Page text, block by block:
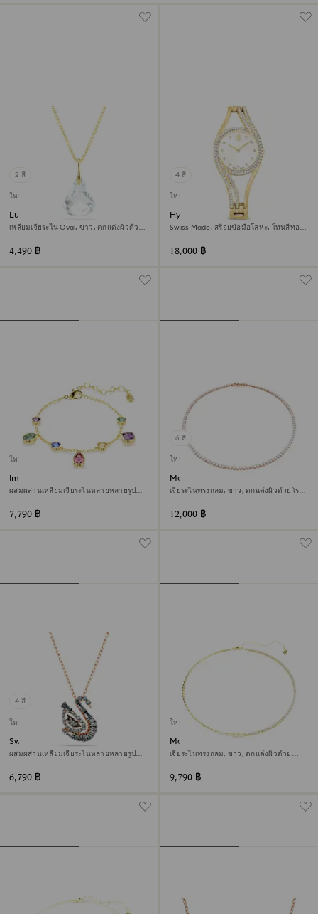
2 สี
ใหม่
Lunar จี้สร้อยคอ
เหลี่ยมเจียระไน Oval, ขาว, ตกแต่งผิวด้วย
4,490 ฿
4 สี
ใหม่
Hyperbola bangle นาฬิกา
Swiss Made, สร้อยข้อมือโลหะ, โทนสีทอง,
18,000 ฿
ใหม่
Imber สร้อยข้อมือ
ผสมผสานเหลี่ยมเจียระไนหลายหลายรูป
7,790 ฿
6 สี
ใหม่
Matrix สร้อยคอ Tennis
เจียระไนทรงกลม, ขาว, ตกแต่งผิวด้วยโรส
12,000 ฿
4 สี
ใหม่
Swan จี้สร้อยคอ
ผสมผสานเหลี่ยมเจียระไนหลายหลายรูป
6,790 ฿
ใหม่
Matrix สร้อยคอ
เจียระไนทรงกลม, ขาว, ตกแต่งผิวด้วย
9,790 ฿